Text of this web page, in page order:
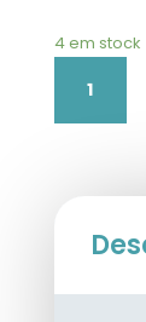
4 em stock
Toilete
Trixie